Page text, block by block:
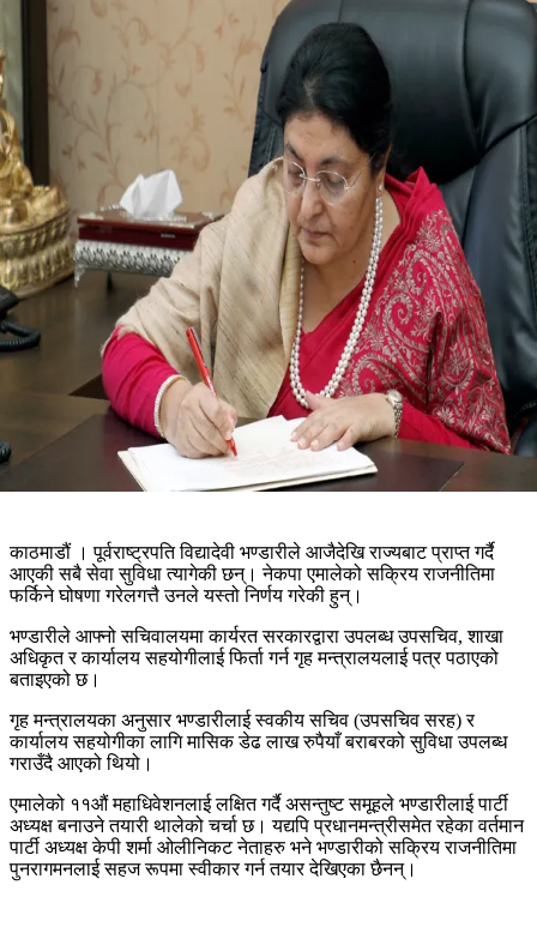
काठमाडौं । पूर्वराष्ट्रपति विद्यादेवी भण्डारीले आजैदेखि राज्यबाट प्राप्त गर्दै
आएकी सबै सेवा सुविधा त्यागेकी छन्। नेकपा एमालेको सक्रिय राजनीतिमा
फर्किने घोषणा गरेलगत्तै उनले यस्तो निर्णय गरेकी हुन्।
भण्डारीले आफ्नो सचिवालयमा कार्यरत सरकारद्वारा उपलब्ध उपसचिव, शाखा
अधिकृत र कार्यालय सहयोगीलाई फिर्ता गर्न गृह मन्त्रालयलाई पत्र पठाएको
बताइएको छ।
गृह मन्त्रालयका अनुसार भण्डारीलाई स्वकीय सचिव (उपसचिव सरह) र
कार्यालय सहयोगीका लागि मासिक डेढ लाख रुपैयाँ बराबरको सुविधा उपलब्ध
गराउँदै आएको थियो।
एमालेको ११औं महाधिवेशनलाई लक्षित गर्दै असन्तुष्ट समूहले भण्डारीलाई पार्टी
अध्यक्ष बनाउने तयारी थालेको चर्चा छ। यद्यपि प्रधानमन्त्रीसमेत रहेका वर्तमान
पार्टी अध्यक्ष केपी शर्मा ओलीनिकट नेताहरु भने भण्डारीको सक्रिय राजनीतिमा
पुनरागमनलाई सहज रूपमा स्वीकार गर्न तयार देखिएका छैनन्।